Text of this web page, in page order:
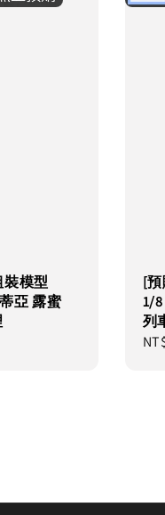
裝模型
亞 露蜜
[
1/
列